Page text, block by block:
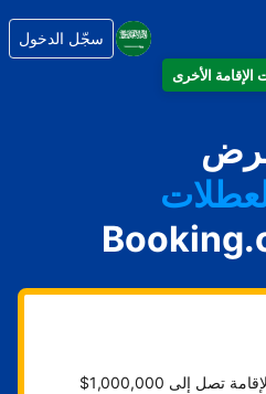
سجّل الدخول
إلى 1,000,000$